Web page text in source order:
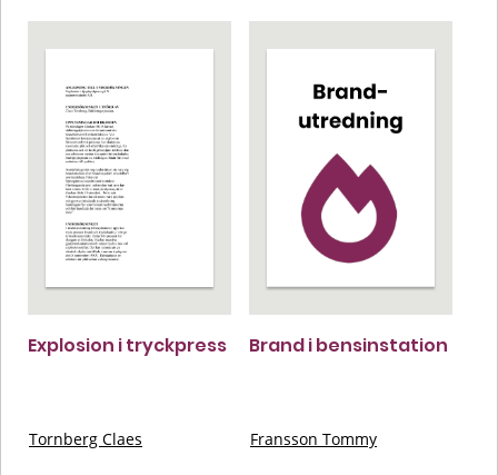
Explosion i tryckpress
Tornberg Claes
Brand i bensinstation
Fransson Tommy